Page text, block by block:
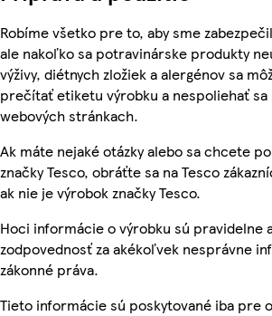
Robíme všetko pre to, aby sme
ale nakoľko sa potravinárske produkty
výživy, diétnych zložiek a alergénov sa
prečítať etiketu výrobku a nespoliehať
webových stránkach.
Ak máte nejaké otázky alebo sa chcete
značky Tesco, obráťte sa na Tesco
ak nie je výrobok značky Tesco.
Hoci informácie o výrobku sú pravidelne
zodpovednosť za akékoľvek nesprávne
zákonné práva.
Tieto informácie sú poskytované iba pre